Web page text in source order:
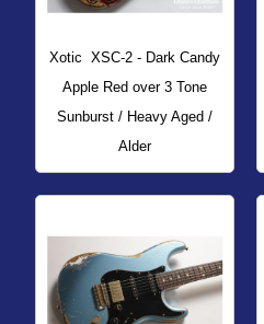
Xotic
XSC-2 - Dark Candy
Apple Red over 3 Tone
Sunburst / Heavy Aged /
Alder